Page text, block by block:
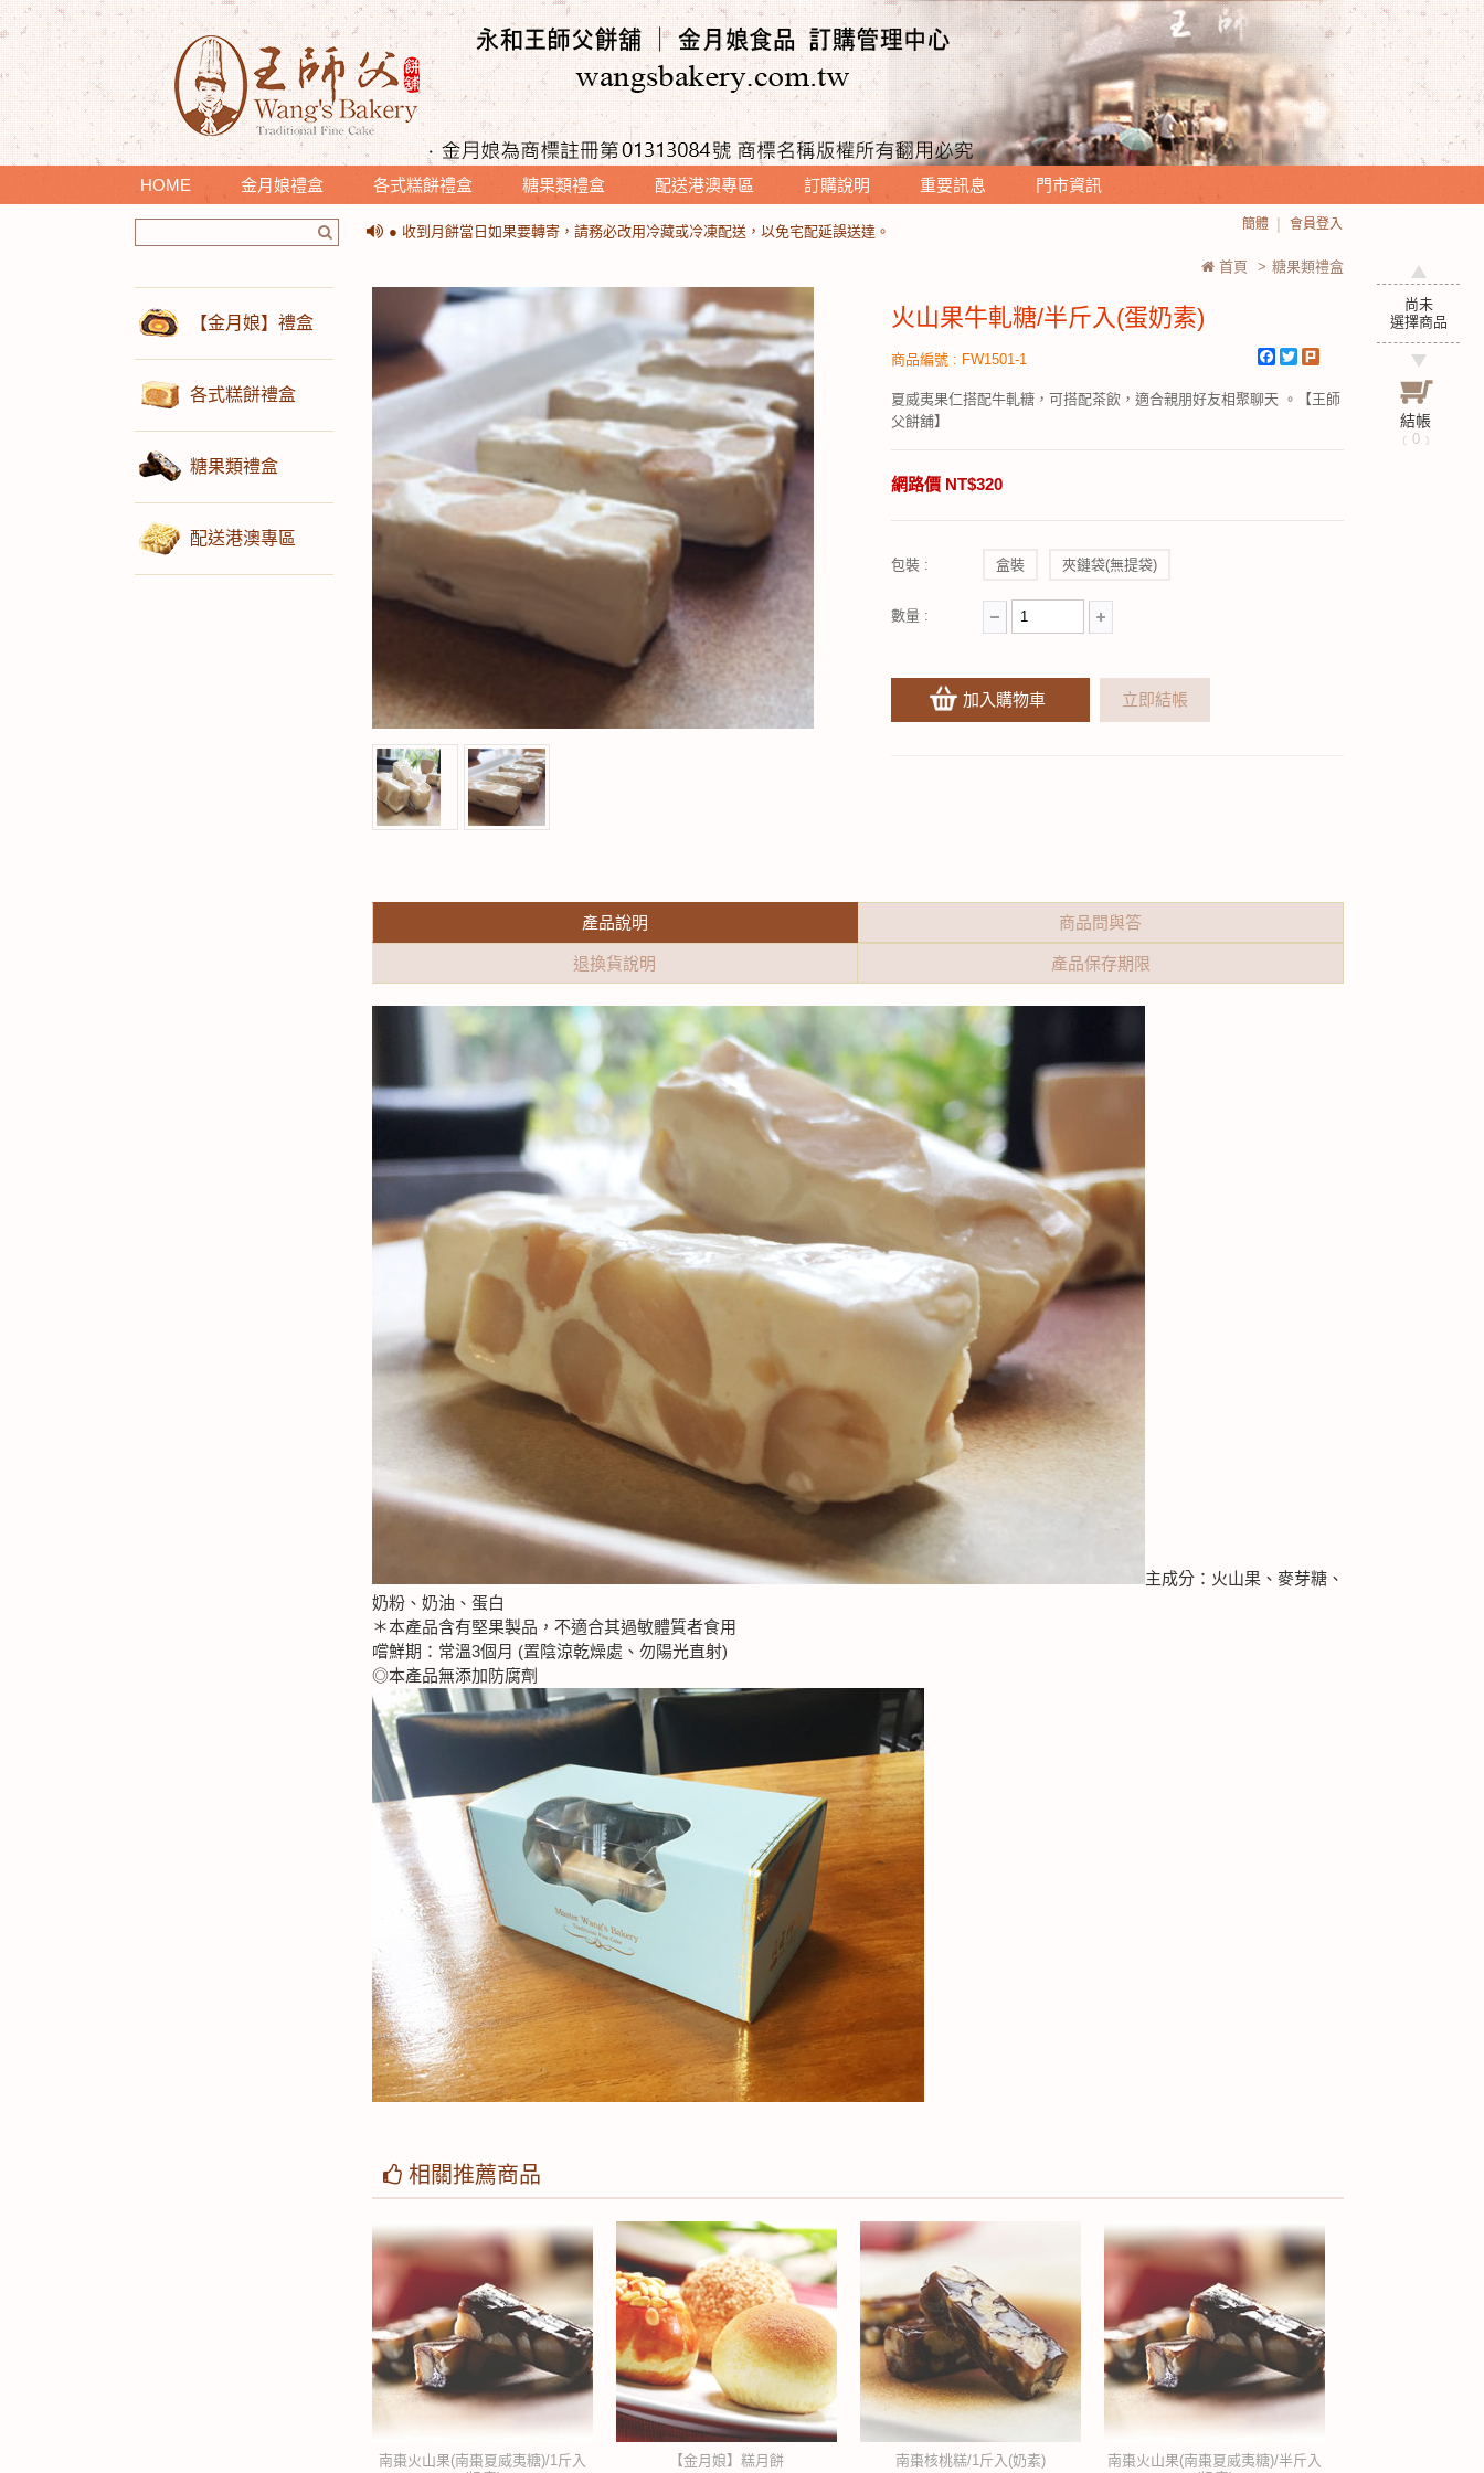
尚未
選擇商品
結帳
﹝ 0﹞
HOME 金月娘禮盒 各式糕餅禮盒 糖果類禮盒 配送港澳專區 訂購說明 重要訊息 門市資訊
簡體 會員登入
＊提醒您收到月餅時，請勿放置地面，以免遭螞蟻攻擊～～
● 收到月餅當日如果要轉寄，請務必改用冷藏或冷凍配送，以免宅配延誤送達。
● 收到月餅當日如果要轉寄，請務必改用冷藏或冷凍配送，以免宅配延誤送達。
首頁 > 糖果類禮盒
【金月娘】禮盒
各式糕餅禮盒
糖果類禮盒
配送港澳專區
火山果牛軋糖/半斤入(蛋奶素)
Facebook
Twitter
商品編號 : FW1501-1
夏威夷果仁搭配牛軋糖，可搭配茶飲，適合親朋好友相聚聊天 。【王師
父餅舖】
網路價 NT$320
包裝 : 盒裝 夾鏈袋(無提袋)
數量 :
加入購物車 立即結帳
產品說明 商品問與答
退換貨說明 產品保存期限
主成分：火山果、麥芽糖、
奶粉、奶油、蛋白
＊本產品含有堅果製品，不適合其過敏體質者食用
嚐鮮期：常溫3個月 (置陰涼乾燥處、勿陽光直射)
◎本產品無添加防腐劑
相關推薦商品
南棗火山果(南棗夏威夷糖)/1斤入
【金月娘】糕月餅 南棗核桃糕/1斤入(奶素)
南棗火山果(南棗夏威夷糖)/半斤入